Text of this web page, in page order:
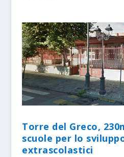
Torre del Greco,
scuole per lo
extrascolastici